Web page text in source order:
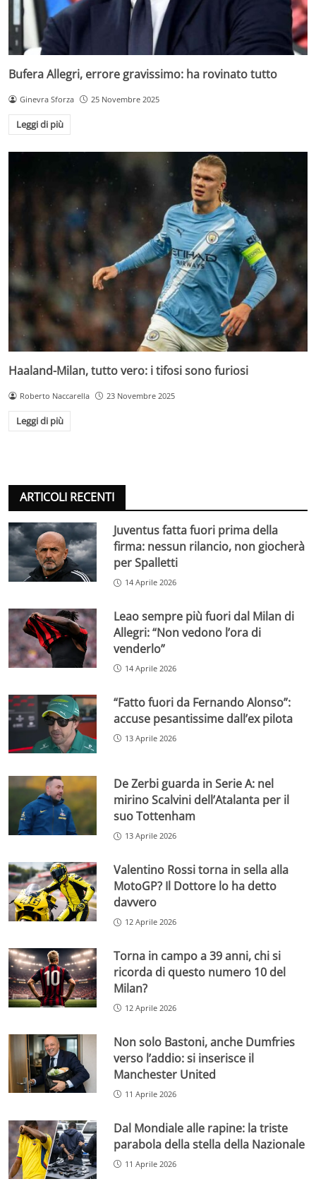
Bufera Allegri, errore gravissimo: ha rovinato tutto
Ginevra Sforza 25 Novembre 2025
Leggi di più
Haaland-Milan, tutto vero: i tifosi sono furiosi
Roberto Naccarella 23 Novembre 2025
Leggi di più
ARTICOLI RECENTI
Juventus fatta fuori prima della
firma: nessun rilancio, non giocherà
per Spalletti
14 Aprile 2026
Leao sempre più fuori dal Milan di
Allegri: “Non vedono l’ora di
venderlo”
14 Aprile 2026
“Fatto fuori da Fernando Alonso”:
accuse pesantissime dall’ex pilota
13 Aprile 2026
De Zerbi guarda in Serie A: nel
mirino Scalvini dell’Atalanta per il
suo Tottenham
13 Aprile 2026
Valentino Rossi torna in sella alla
MotoGP? Il Dottore lo ha detto
davvero
12 Aprile 2026
Torna in campo a 39 anni, chi si
ricorda di questo numero 10 del
Milan?
12 Aprile 2026
Non solo Bastoni, anche Dumfries
verso l’addio: si inserisce il
Manchester United
11 Aprile 2026
Dal Mondiale alle rapine: la triste
parabola della stella della Nazionale
11 Aprile 2026